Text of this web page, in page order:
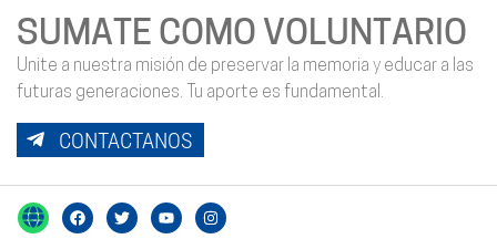
SUMATE COMO VOLUNTARIO
Unite a nuestra misión de preservar la memoria y educar a las
futuras generaciones. Tu aporte es fundamental.
CONTACTANOS